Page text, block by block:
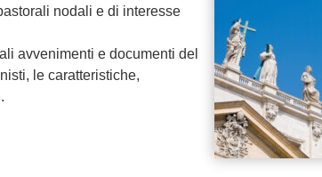
nodali e di interesse
avvenimenti e documenti del
le caratteristiche,